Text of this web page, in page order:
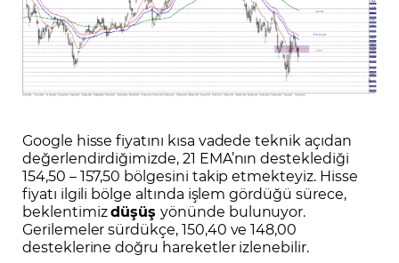
Google hisse fiyatını kısa vadede teknik açıdan
değerlendirdiğimizde, 21 EMA’nın desteklediği
154,50 – 157,50 bölgesini takip etmekteyiz. Hisse
fiyatı ilgili bölge altında işlem gördüğü sürece,
beklentimizdüşüşyönünde bulunuyor.
Gerilemeler sürdükçe, 150,40 ve 148,00
desteklerine doğru hareketler izlenebilir.